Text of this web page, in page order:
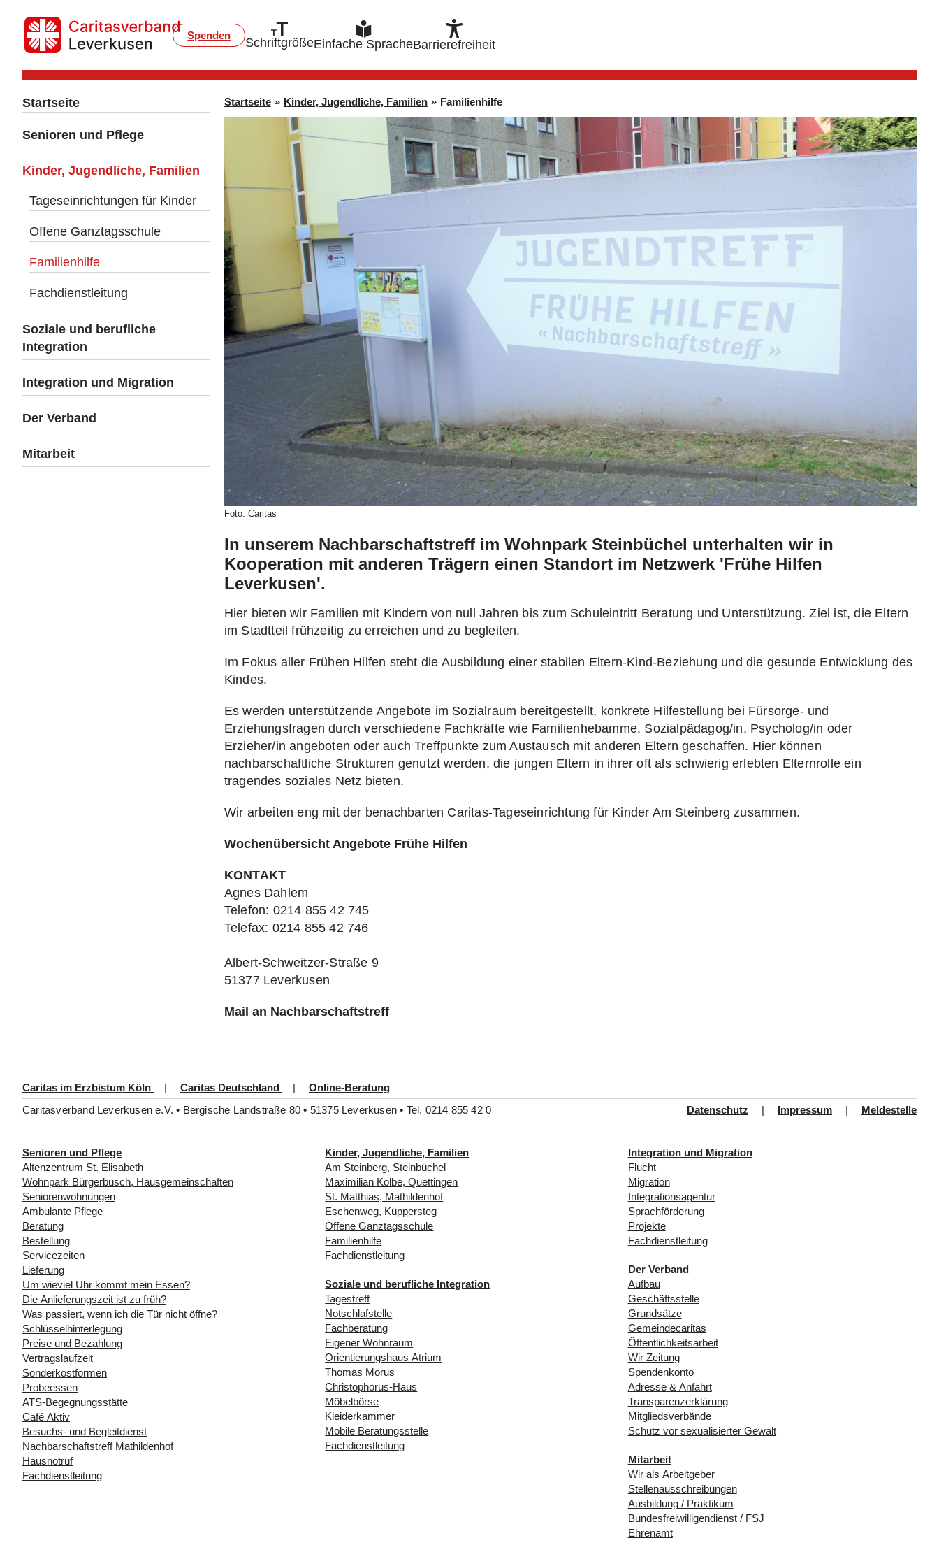
Spenden
SchriftgrößeEinfache SpracheBarrierefreiheit
Startseite
Senioren und Pflege
Kinder, Jugendliche, Familien
Tageseinrichtungen für Kinder
Offene Ganztagsschule
Familienhilfe
Fachdienstleitung
Soziale und berufliche
Integration
Integration und Migration
Der Verband
Mitarbeit
Startseite » Kinder, Jugendliche, Familien » Familienhilfe
Foto: Caritas
In unserem Nachbarschaftstreff im Wohnpark Steinbüchel unterhalten wir in
Kooperation mit anderen Trägern einen Standort im Netzwerk 'Frühe Hilfen
Leverkusen'.
Hier bieten wir Familien mit Kindern von null Jahren bis zum Schuleintritt Beratung und Unterstützung. Ziel ist, die Eltern
im Stadtteil frühzeitig zu erreichen und zu begleiten.
Im Fokus aller Frühen Hilfen steht die Ausbildung einer stabilen Eltern-Kind-Beziehung und die gesunde Entwicklung des
Kindes.
Es werden unterstützende Angebote im Sozialraum bereitgestellt, konkrete Hilfestellung bei Fürsorge- und
Erziehungsfragen durch verschiedene Fachkräfte wie Familienhebamme, Sozialpädagog/in, Psycholog/in oder
Erzieher/in angeboten oder auch Treffpunkte zum Austausch mit anderen Eltern geschaffen. Hier können
nachbarschaftliche Strukturen genutzt werden, die jungen Eltern in ihrer oft als schwierig erlebten Elternrolle ein
tragendes soziales Netz bieten.
Wir arbeiten eng mit der benachbarten Caritas-Tageseinrichtung für Kinder Am Steinberg zusammen.
Wochenübersicht Angebote Frühe Hilfen
KONTAKT
Agnes Dahlem
Telefon: 0214 855 42 745
Telefax: 0214 855 42 746
Albert-Schweitzer-Straße 9
51377 Leverkusen
Mail an Nachbarschaftstreff
Caritas im Erzbistum Köln | Caritas Deutschland |
Online-Beratung
Caritasverband Leverkusen e.V. • Bergische Landstraße 80 • 51375 Leverkusen • Tel. 0214 855 42 0
Datenschutz | Impressum | Meldestelle
Senioren und Pflege
Altenzentrum St. Elisabeth
Wohnpark Bürgerbusch, Hausgemeinschaften
Seniorenwohnungen
Ambulante Pflege
Beratung
Bestellung
Servicezeiten
Lieferung
Um wieviel Uhr kommt mein Essen?
Die Anlieferungszeit ist zu früh?
Was passiert, wenn ich die Tür nicht öffne?
Schlüsselhinterlegung
Preise und Bezahlung
Vertragslaufzeit
Sonderkostformen
Probeessen
ATS-Begegnungsstätte
Café Aktiv
Besuchs- und Begleitdienst
Nachbarschaftstreff Mathildenhof
Hausnotruf
Fachdienstleitung
Kinder, Jugendliche, Familien
Am Steinberg, Steinbüchel
Maximilian Kolbe, Quettingen
St. Matthias, Mathildenhof
Eschenweg, Küppersteg
Offene Ganztagsschule
Familienhilfe
Fachdienstleitung
Soziale und berufliche Integration
Tagestreff
Notschlafstelle
Fachberatung
Eigener Wohnraum
Orientierungshaus Atrium
Thomas Morus
Christophorus-Haus
Möbelbörse
Kleiderkammer
Mobile Beratungsstelle
Fachdienstleitung
Integration und Migration
Flucht
Migration
Integrationsagentur
Sprachförderung
Projekte
Fachdienstleitung
Der Verband
Aufbau
Geschäftsstelle
Grundsätze
Gemeindecaritas
Öffentlichkeitsarbeit
Wir Zeitung
Spendenkonto
Adresse & Anfahrt
Transparenzerklärung
Mitgliedsverbände
Schutz vor sexualisierter Gewalt
Mitarbeit
Wir als Arbeitgeber
Stellenausschreibungen
Ausbildung / Praktikum
Bundesfreiwilligendienst / FSJ
Ehrenamt